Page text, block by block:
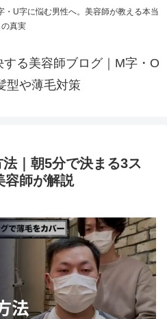
・U字に悩む男性へ。美容師が教える本当
の真実
る美容師ブログ｜M字・O
型や薄毛対策
｜朝5分で決まる3ス
容師が解説